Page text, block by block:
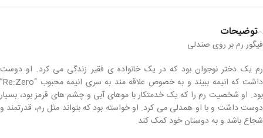
توضیحات
فیگور رم بر روی صندلی
رم یک دختر نوجوان بود که در یک خانواده ی فقیر زندگی می کرد. او دوست
داشت که انیمه ببیند و به خصوص علاقه مند به سری انیمه محبوب “Re:Zero”
بود. او شخصیت رم را که یک خدمتکار با موهای آبی و چشم های قرمز بود، بسیار
دوست داشت و با او همدلی می کرد. او خواسته بود که بتواند مثل رم، قدرتمند و
شجاع باشد و به دوستان خود کمک کند.